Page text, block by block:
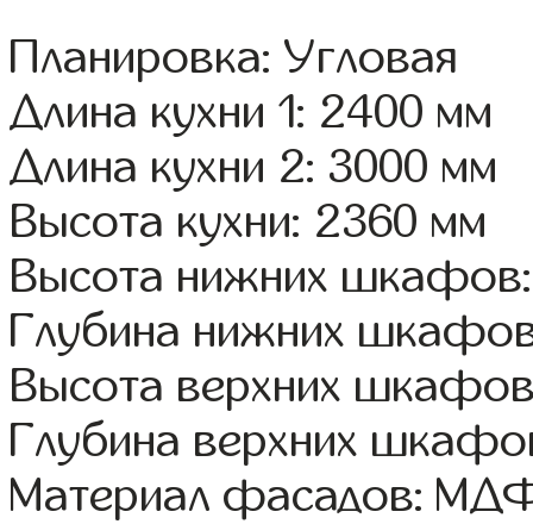
Планировка: Угловая
Длина кухни 1: 2400 мм
Длина кухни 2: 3000 мм
Высота кухни: 2360 мм
Высота нижних
Глубина нижних
Высота верхних
Глубина верхних
Материал фасадов: